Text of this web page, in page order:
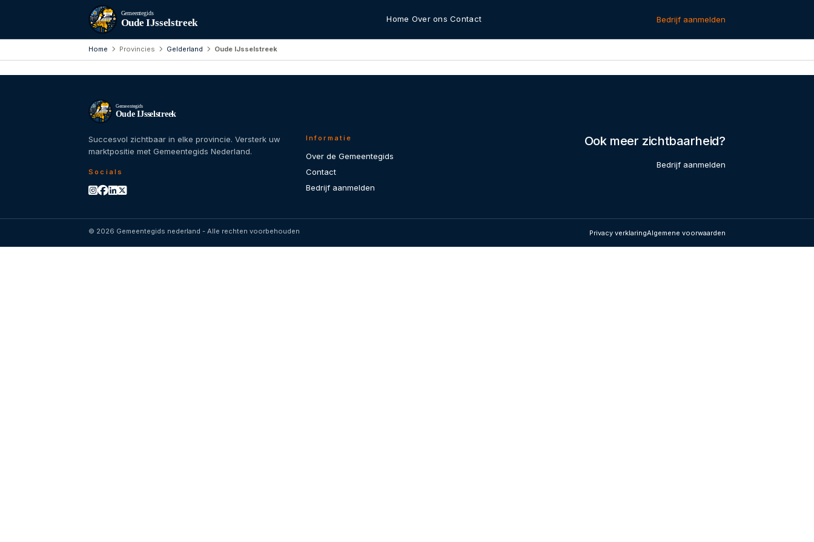
Gemeentegids
Oude IJsselstreek Home Over ons Contact Bedrijf aanmelden
Home Provincies Gelderland Oude IJsselstreek
Gemeentegids
Oude IJsselstreek
Succesvol zichtbaar in elke provincie. Versterk uw
marktpositie met Gemeentegids Nederland.
Socials
Informatie
Over de Gemeentegids
Contact
Bedrijf aanmelden
Ook meer zichtbaarheid?
Bedrijf aanmelden
© 2026 Gemeentegids nederland - Alle rechten voorbehouden Privacy verklaringAlgemene voorwaarden